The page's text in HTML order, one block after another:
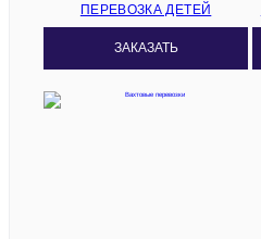
ПЕРЕВОЗКА ДЕТЕЙ
ЗАКАЗАТЬ